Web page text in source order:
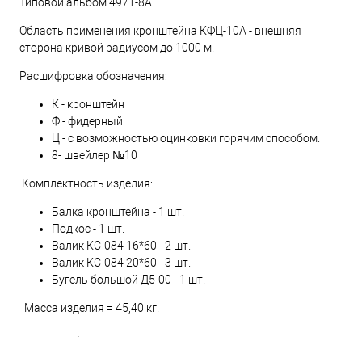
Область применения кронштейна КФЦ-10А - внешняя
сторона кривой радиусом до 1000 м.
Расшифровка обозначения:
К - кронштейн
Ф - фидерный
Ц - с возможностью оцинковки горячим способом.
8- швейлер №10
Комплектность изделия:
Балка кронштейна - 1 шт.
Подкос - 1 шт.
Валик КС-084 16*60 - 2 шт.
Валик КС-084 20*60 - 3 шт.
Бугель большой Д5-00 - 1 шт.
Масса изделия = 45,40 кг.